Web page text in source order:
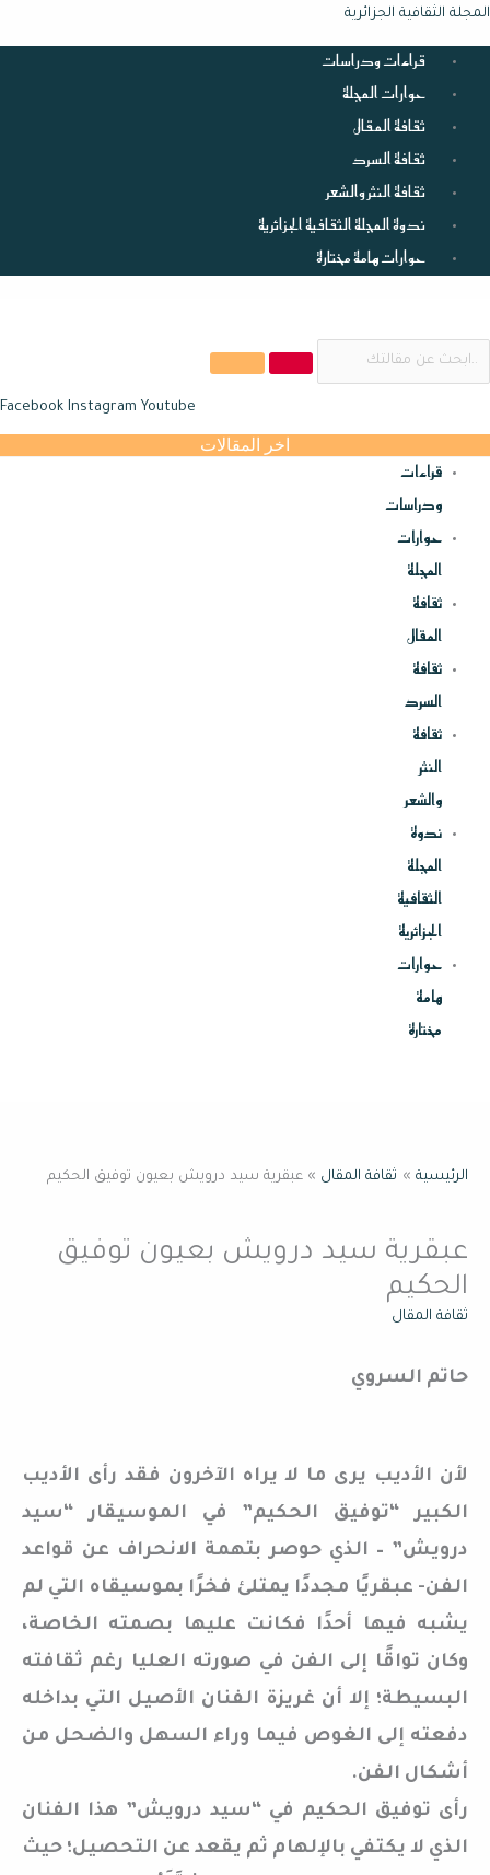
تخطي
إلى
المجلة الثقافية الجزائرية
القائمة
قراءات ودراسات
حوارات المجلة
ثقافة المقال
ثقافة السرد
ثقافة النثر والشعر
ندوة المجلة الثقافية الجزائرية
حوارات هامة مختارة
Facebook Instagram Youtube
اخر المقالات
القائمة
قراءات
ودراسات
حوارات
المجلة
ثقافة
المقال
ثقافة
السرد
ثقافة
النثر
والشعر
ندوة
المجلة
الثقافية
الجزائرية
حوارات
هامة
مختارة
الرئيسية ثقافة المقال عبقرية سيد درويش بعيون توفيق الحكيم
عبقرية سيد درويش بعيون توفيق
الحكيم
ثقافة المقال
حاتم السروي
لأن الأديب يرى ما لا يراه الآخرون فقد رأى الأديب
الكبير “توفيق الحكيم” في الموسيقار “سيد
درويش” – الذي حوصر بتهمة الانحراف عن قواعد
الفن- عبقريًا مجددًا يمتلئ فخرًا بموسيقاه التي لم
يشبه فيها أحدًا فكانت عليها بصمته الخاصة،
وكان تواقًا إلى الفن في صورته العليا رغم ثقافته
البسيطة؛ إلا أن غريزة الفنان الأصيل التي بداخله
دفعته إلى الغوص فيما وراء السهل والضحل من
أشكال الفن.
رأى توفيق الحكيم في “سيد درويش” هذا الفنان
الذي لا يكتفي بالإلهام ثم يقعد عن التحصيل؛ حيث
القائمة